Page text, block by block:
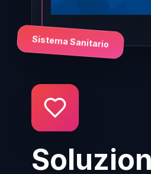
Sistema Sanitario